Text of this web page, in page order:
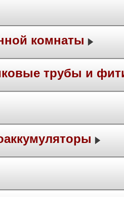
комнаты
трубы и